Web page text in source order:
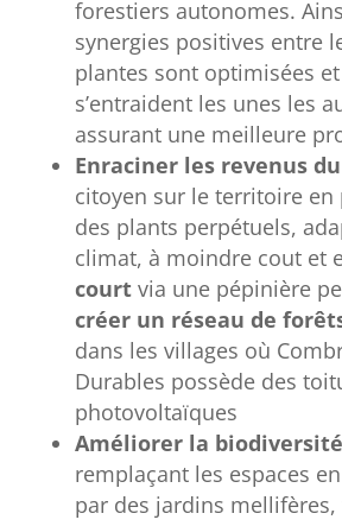
forestiers autonomes.
synergies positives entre
plantes sont optimisées
s’entraident les unes les
assurant une meilleure
Enraciner les revenus
citoyen sur le territoire
des plants perpétuels,
climat, à moindre cout et
courtvia une pépinière
créer un réseau de
dans les villages où
Durables possède des
photovoltaïques
Améliorer la biodiversité
remplaçant les espaces
par des jardins